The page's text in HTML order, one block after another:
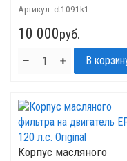
Артикул: ct1091k1
10 000руб.
Корпус масляного